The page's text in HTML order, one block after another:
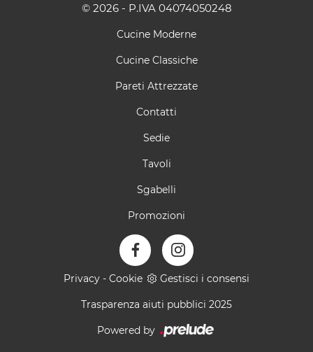
© 2026 - P.IVA 04074050248
Cucine Moderne
Cucine Classiche
Pareti Attrezzate
Contatti
Sedie
Tavoli
Sgabelli
Promozioni
Privacy - Cookie Gestisci i consensi
Trasparenza aiuti pubblici 2025
Powered by